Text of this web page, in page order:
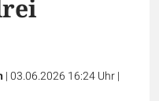
|03.06.2026 16:24 Uhr|